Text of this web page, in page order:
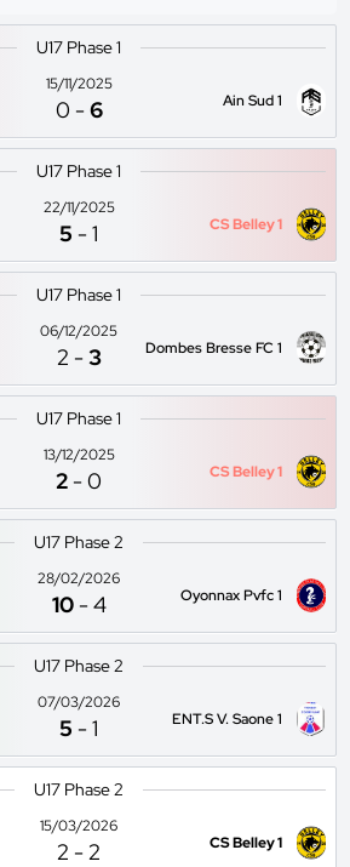
U17 Phase 1
15/11/2025
0 -6 Ain Sud 1
U17 Phase 1
22/11/2025
5 -1 CS Belley 1
U17 Phase 1
06/12/2025
2 -3 Dombes Bresse FC 1
U17 Phase 1
13/12/2025
2 -0 CS Belley 1
U17 Phase 2
28/02/2026
10 -4 Oyonnax Pvfc 1
U17 Phase 2
07/03/2026
5 -1 ENT.S V. Saone 1
U17 Phase 2
15/03/2026
2 -2 CS Belley 1